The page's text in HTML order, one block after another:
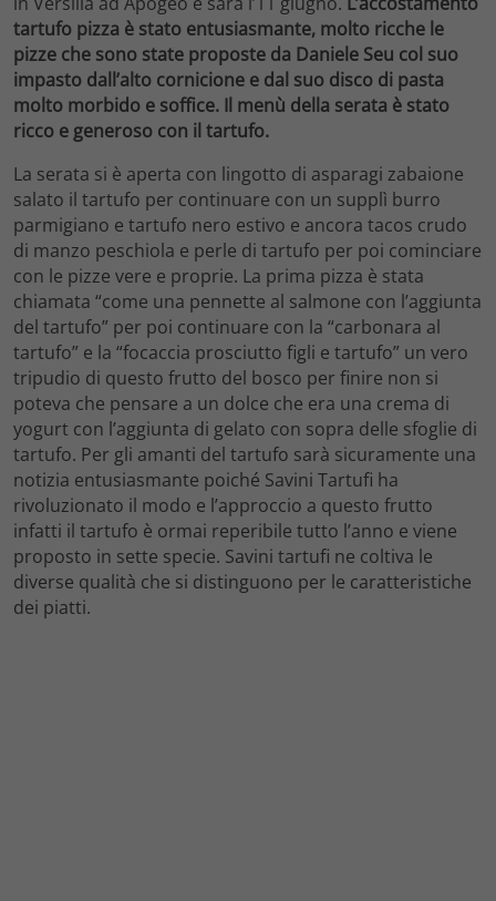
tartufo pizza è stato entusiasmante, molto ricche le
pizze che sono state proposte da Daniele Seu col suo
impasto dall’alto cornicione e dal suo disco di pasta
molto morbido e soffice. Il menù della serata è stato
ricco e generoso con il tartufo.
La serata si è aperta con lingotto di asparagi zabaione
salato il tartufo per continuare con un supplì burro
parmigiano e tartufo nero estivo e ancora tacos crudo
di manzo peschiola e perle di tartufo per poi cominciare
con le pizze vere e proprie. La prima pizza è stata
chiamata “come una pennette al salmone con l’aggiunta
del tartufo” per poi continuare con la “carbonara al
tartufo” e la “focaccia prosciutto figli e tartufo” un vero
tripudio di questo frutto del bosco per finire non si
poteva che pensare a un dolce che era una crema di
yogurt con l’aggiunta di gelato con sopra delle sfoglie di
tartufo. Per gli amanti del tartufo sarà sicuramente una
notizia entusiasmante poiché Savini Tartufi ha
rivoluzionato il modo e l’approccio a questo frutto
infatti il tartufo è ormai reperibile tutto l’anno e viene
proposto in sette specie. Savini tartufi ne coltiva le
diverse qualità che si distinguono per le caratteristiche
dei piatti.